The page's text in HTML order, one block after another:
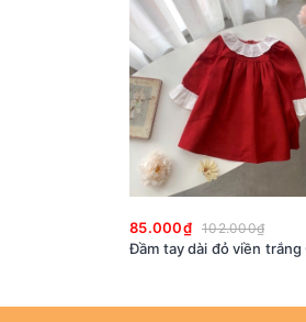
85.000₫ 102.000₫
Đầm tay dài đỏ viền trắng